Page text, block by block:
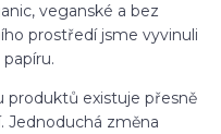
veganské a bez
prostředí jsme vyvinuli
existuje přesně
Jednoduchá změna